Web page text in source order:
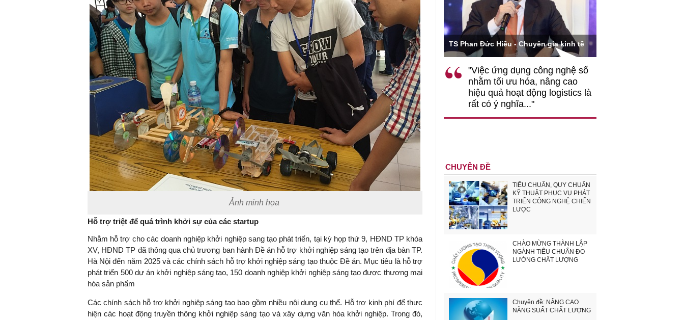
Ảnh minh họa
Hỗ trợ triệt để quá trình khởi sự của các startup
Nhằm hỗ trợ cho các doanh nghiệp khởi nghiệp sang tạo phát triển, tại kỳ họp thứ 9, HĐND TP khóa
XV, HĐND TP đã thông qua chủ trương ban hành Đề án hỗ trợ khởi nghiệp sáng tạo trên địa bàn TP.
Hà Nội đến năm 2025 và các chính sách hỗ trợ khởi nghiệp sáng tạo thuộc Đề án. Mục tiêu là hỗ trợ
phát triển 500 dự án khởi nghiệp sáng tạo, 150 doanh nghiệp khởi nghiệp sáng tạo được thương mại
hóa sản phẩm
Các chính sách hỗ trợ khởi nghiệp sáng tạo bao gồm nhiều nội dung cụ thể. Hỗ trợ kinh phí để thực
hiện các hoạt động truyền thông khởi nghiệp sáng tạo và xây dựng văn hóa khởi nghiệp. Trong đó,
TS. Nguyễn Đức Độ - Phó Viện trưởng
Viện Kinh tế Tài chính
"Có rất nhiều việc phải làm
ngay từ bây giờ và trên thực tế
đang được tiến hành như tăng
đầu tư cho khoa học công
nghệ; ban hành các cơ chế
khuyến khích đổi mới sáng tạo,
khởi nghiệp..."
Việc sử dụng hiệu quả chính
sách tài khóa không chỉ mang ý
nghĩa hỗ trợ ngắn hạn mà còn
đóng vai trò tạo nền tảng cho
tăng trưởng bền vững dài hạn.
TS Phan Đức Hiếu - Chuyên gia kinh tế
"Việc ứng dụng công nghệ số
nhằm tối ưu hóa, nâng cao
hiệu quả hoạt động logistics là
rất có ý nghĩa..."
CHUYÊN ĐỀ
TIÊU CHUẨN, QUY CHUẨN
KỸ THUẬT PHỤC VỤ PHÁT
TRIỂN CÔNG NGHỆ CHIẾN
LƯỢC
CHÀO MỪNG THÀNH LẬP
NGÀNH TIÊU CHUẨN ĐO
LƯỜNG CHẤT LƯỢNG
Chuyên đề: NÂNG CAO
NĂNG SUẤT CHẤT LƯỢNG